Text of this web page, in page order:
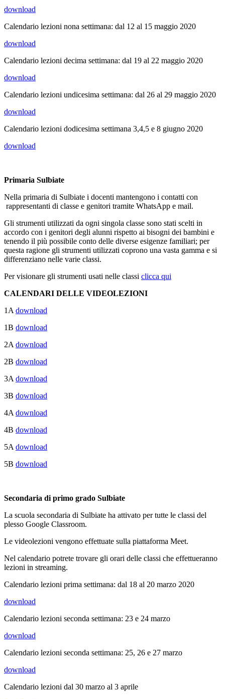
download
Calendario lezioni nona settimana: dal 12 al 15 maggio 2020
download
Calendario lezioni decima settimana: dal 19 al 22 maggio 2020
download
Calendario lezioni undicesima settimana: dal 26 al 29 maggio 2020
download
Calendario lezioni dodicesima settimana 3,4,5 e 8 giugno 2020
download
Primaria Sulbiate
Nella primaria di Sulbiate i docenti mantengono i contatti con
rappresentanti di classe e genitori tramite WhatsApp e mail.
Gli strumenti utilizzati da ogni singola classe sono stati scelti in
accordo con i genitori degli alunni rispetto ai bisogni dei bambini e
tenendo il più possibile conto delle diverse esigenze familiari; per
questa ragione gli strumenti utilizzati coprono una vasta gamma e si
differenziano nelle varie classi.
Per visionare gli strumenti usati nelle classi clicca qui
CALENDARI DELLE VIDEOLEZIONI
1A download
1B download
2A download
2B download
3A download
3B download
4A download
4B download
5A download
5B download
Secondaria di primo grado Sulbiate
La scuola secondaria di Sulbiate ha attivato per tutte le classi del
plesso Google Classroom.
Le videolezioni vengono effettuate sulla piattaforma Meet.
Nel calendario potrete trovare gli orari delle classi che effettueranno
lezioni in streaming.
Calendario lezioni prima settimana: dal 18 al 20 marzo 2020
download
Calendario lezioni seconda settimana: 23 e 24 marzo
download
Calendario lezioni seconda settimana: 25, 26 e 27 marzo
download
Calendario lezioni dal 30 marzo al 3 aprile